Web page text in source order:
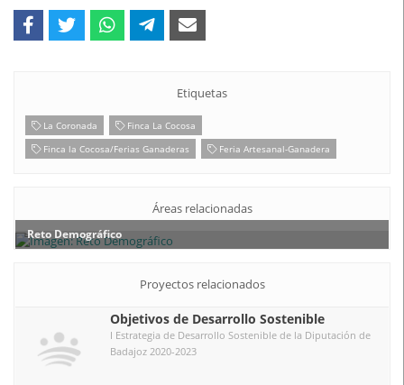
Etiquetas
La Coronada
Finca La Cocosa
Finca la Cocosa/Ferias Ganaderas
Feria Artesanal-Ganadera
Áreas relacionadas
Reto Demográfico
Proyectos relacionados
Objetivos de Desarrollo Sostenible
I Estrategia de Desarrollo Sostenible de la Diputación de
Badajoz 2020-2023